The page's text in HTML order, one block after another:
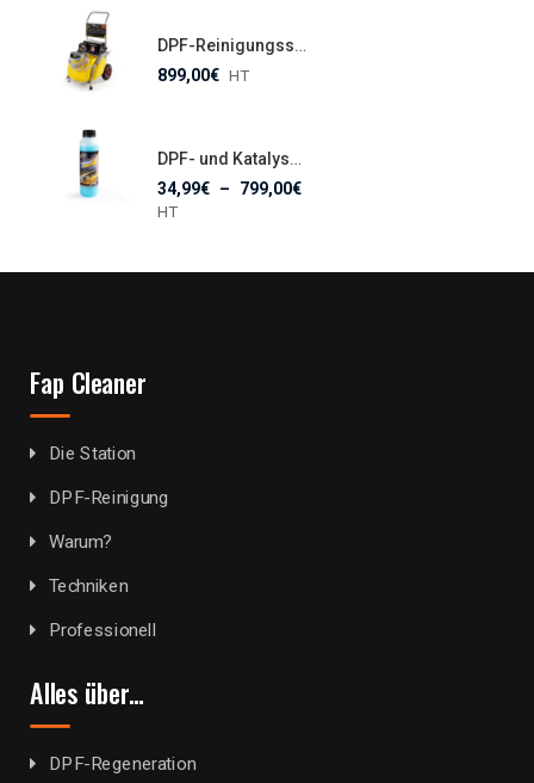
DPF-Reinigungsstation – FAP CLEANER CCM 782E
899,00€ HT
DPF- und Katalysator-Reiniger CC082
34,99€ – 799,00€
HT
Fap Cleaner
Die Station
DPF-Reinigung
Warum?
Techniken
Professionell
Alles über…
DPF-Regeneration